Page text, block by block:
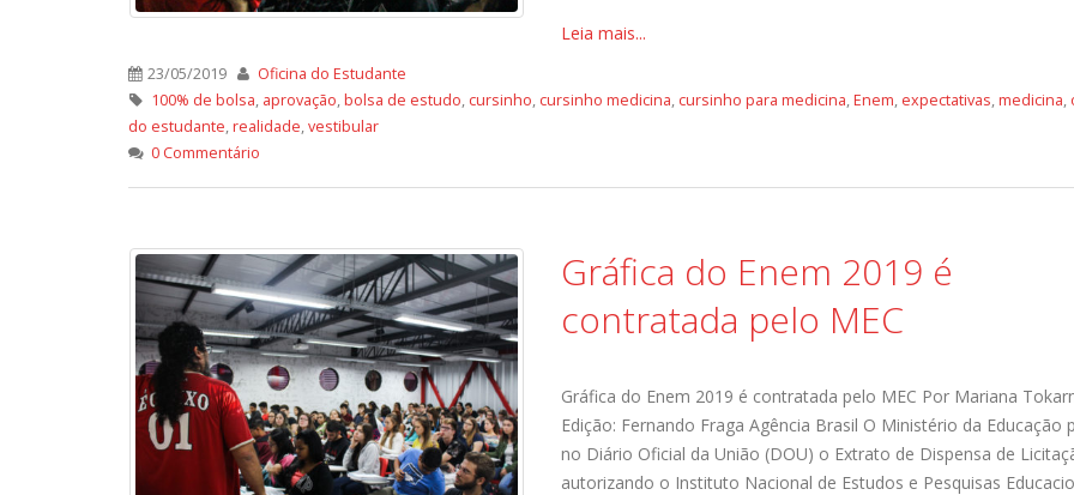
Leia mais...
23/05/2019
Oficina do Estudante
100% de bolsa, aprovação,bolsa de estudo, cursinho, cursinho medicina, cursinho para medicina,Enem, expectativas,medicina,
do estudante,realidade,vestibular
0 Commentário
Gráfica do Enem 2019 é
contratada pelo MEC
Gráfica do Enem 2019 é contratada pelo MEC Por Mariana
Edição: Fernando Fraga Agência Brasil O Ministério da Educação
no Diário Oficial da União (DOU) o Extrato de Dispensa de
autorizando o Instituto Nacional de Estudos e Pesquisas